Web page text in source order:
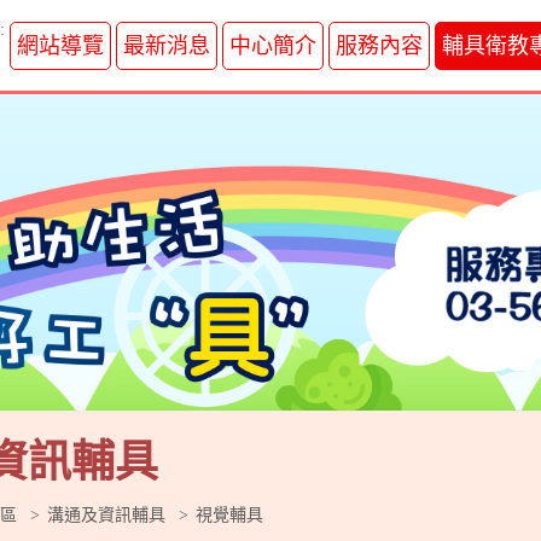
網站導覽 最新消息 中心簡介 服務內容 輔具衛教
訊輔具
溝通及資訊輔具 視覺輔具